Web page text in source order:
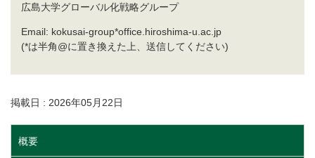
広島大学グローバル化戦略グループ
Email: kokusai-group*office.hiroshima-u.ac.jp
(*は半角@に置き換えた上、送信してください)
掲載日 : 2026年05月22日
概要